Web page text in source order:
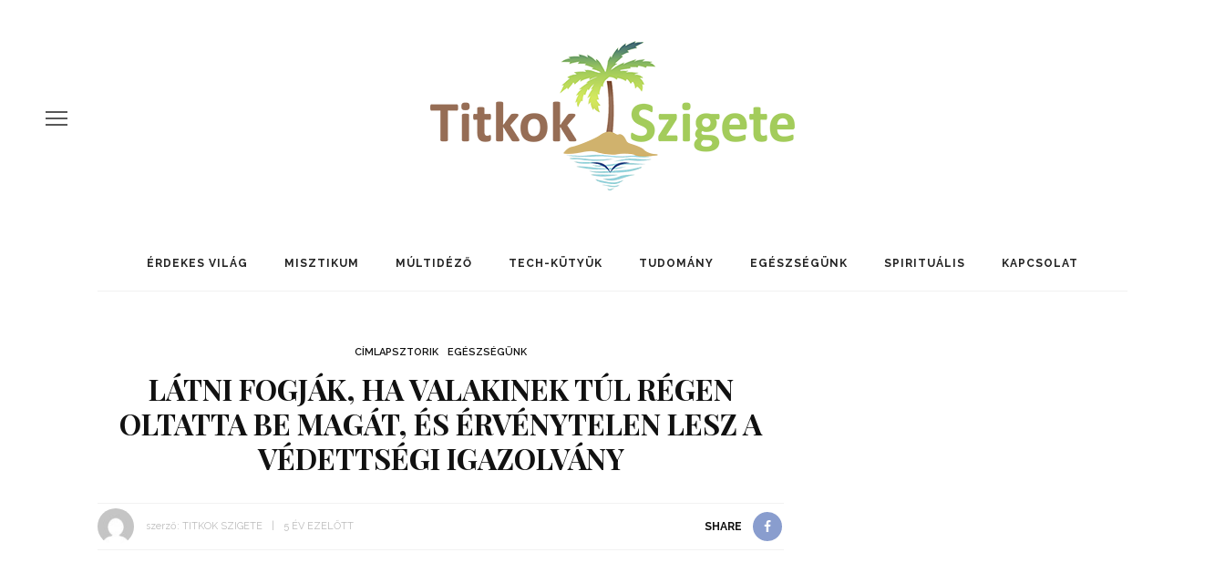
ÉRDEKES VILÁG MISZTIKUM MÚLTIDÉZŐ TECH-KÜTYÜK TUDOMÁNY EGÉSZSÉGÜNK SPIRITUÁLIS KAPCSOLAT
CÍMLAPSZTORIK EGÉSZSÉGÜNK
LÁTNI FOGJÁK, HA VALAKINEK TÚL RÉGEN
OLTATTA BE MAGÁT, ÉS ÉRVÉNYTELEN LESZ A
VÉDETTSÉGI IGAZOLVÁNY
szerző: TITKOK SZIGETE 5 ÉV EZELŐTT SHARE